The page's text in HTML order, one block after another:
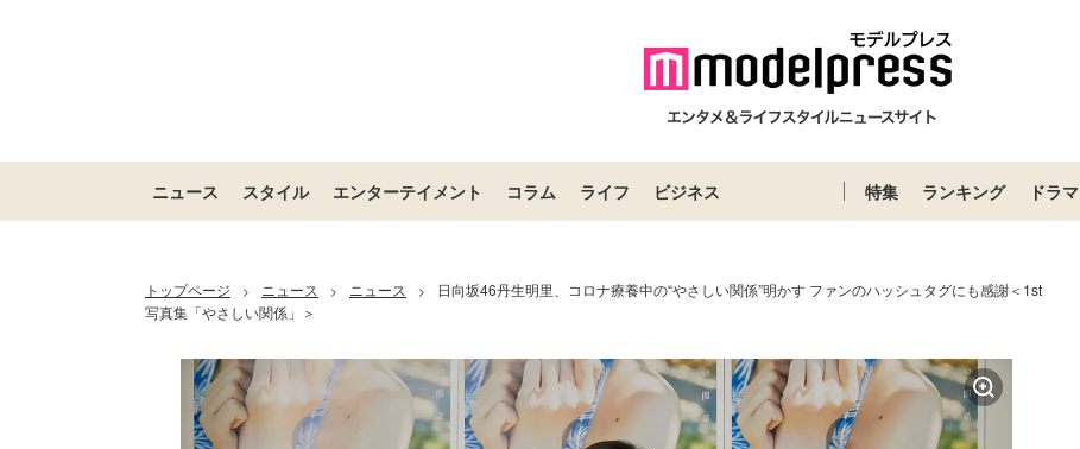
ニュース スタイル エンターテイメント コラム ライフ ビジネス 特集 ランキング ドラマ
トップページ > ニュース > ニュース >
日向坂46丹生明里、コロナ療養中の“やさしい関係”明かす ファンのハッシュタグにも感謝＜1st
写真集「やさしい関係」＞